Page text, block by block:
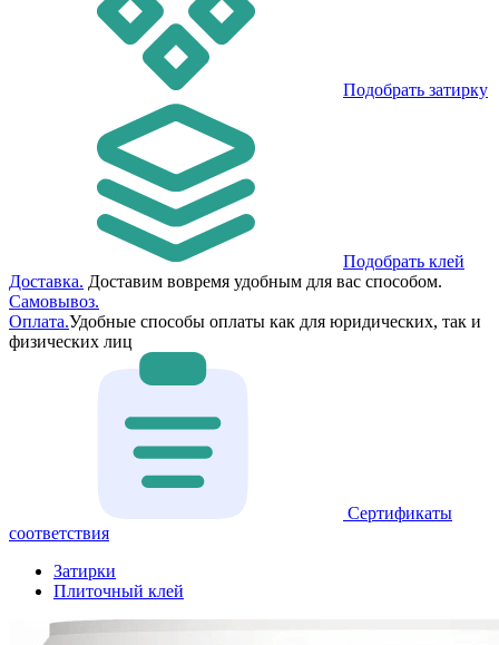
Подобрать затирку
Подобрать клей
Доставка. Доставим вовремя удобным для вас способом.
Самовывоз.
Оплата.Удобные способы оплаты как для юридических, так и
физических лиц
Сертификаты
соответствия
Затирки
Плиточный клей